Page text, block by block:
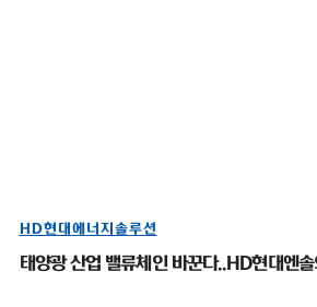
HD현대에너지솔루션
태양광 산업 밸류체인 바꾼다..HD현대엔